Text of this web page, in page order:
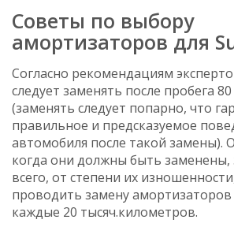
Советы по выбору
амортизаторов для
Согласно рекомендациям
следует заменять после пробега
(заменять следует попарно, что
правильное и предсказуемое
автомобиля после такой замены).
когда они должны быть заменены,
всего, от степени их
проводить замену
каждые 20 тысяч.километров.